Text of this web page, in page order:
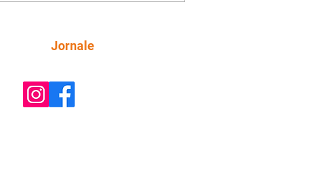
será feita no âmbito da Ação Direta
relatada pelo
Jornale